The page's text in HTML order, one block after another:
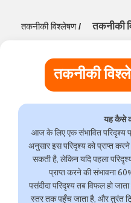
तकनीकी विश्लेषण/ तकनीकी
तकनीकी
यह कैसे
आज के लिए एक संभावित परिदृश्य
अनुसार इस परिदृश्य को प्राप्त
सकती है, लेकिन यदि पहला
प्राप्त करने की संभावना
पसंदीदा परिदृश्य तब विफल हो
स्तर तक पहुँच जाता है, और तुरंत